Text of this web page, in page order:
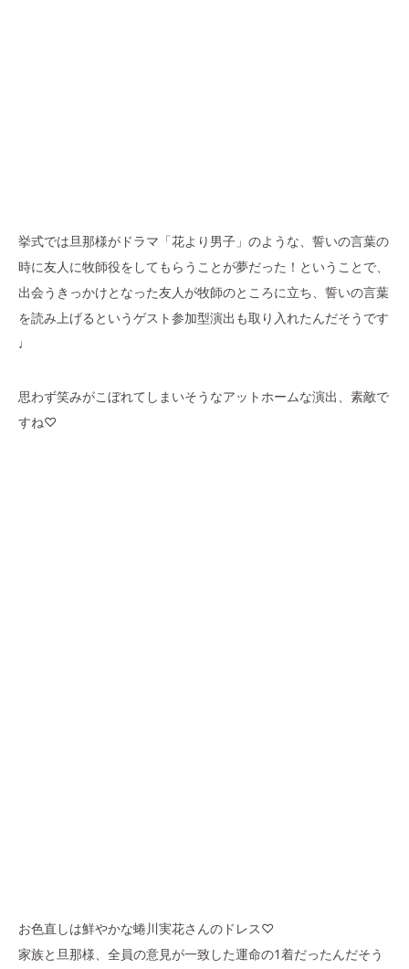
挙式では旦那様がドラマ「花より男子」のような、誓いの言葉の
時に友人に牧師役をしてもらうことが夢だった！ということで、
出会うきっかけとなった友人が牧師のところに立ち、誓いの言葉
を読み上げるというゲスト参加型演出も取り入れたんだそうです
♩
思わず笑みがこぼれてしまいそうなアットホームな演出、素敵で
すね♡
お色直しは鮮やかな蜷川実花さんのドレス♡
家族と旦那様、全員の意見が一致した運命の1着だったんだそう